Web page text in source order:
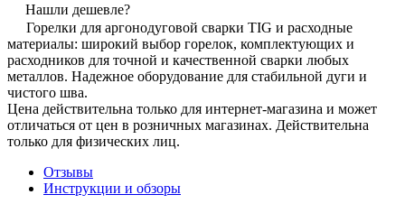
Нашли дешевле?
Горелки для аргонодуговой сварки TIG и расходные
материалы: широкий выбор горелок, комплектующих и
расходников для точной и качественной сварки любых
металлов. Надежное оборудование для стабильной дуги и
чистого шва.
Цена действительна только для интернет-магазина и может
отличаться от цен в розничных магазинах. Действительна
только для физических лиц.
Отзывы
Инструкции и обзоры